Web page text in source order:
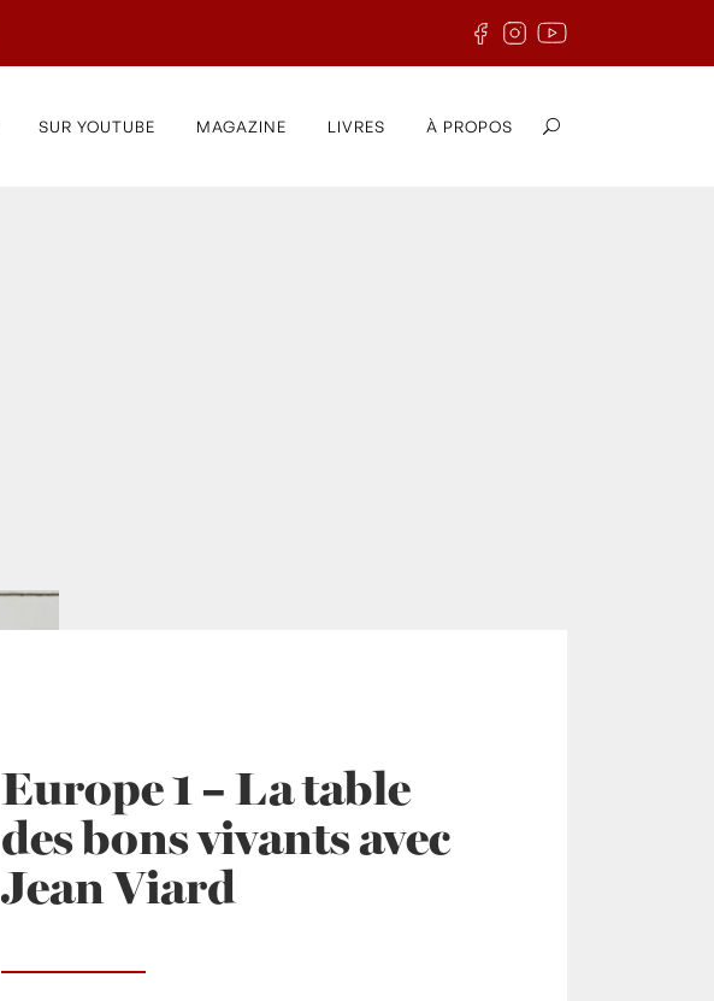
SUR YOUTUBE MAGAZINE LIVRES À PROPOS
Europe 1 – La table
des bons vivants avec
Jean Viard